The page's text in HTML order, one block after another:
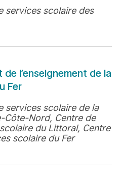
services scolaire des
l’enseignement de la
Fer
services scolaire de la
Côte-Nord, Centre de
du Littoral, Centre
scolaire du Fer